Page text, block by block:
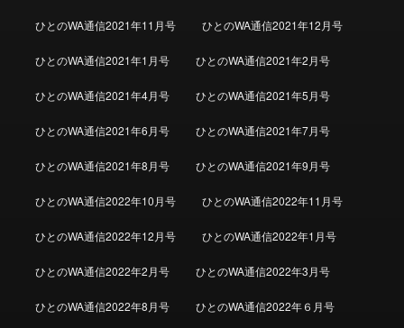
ひとのWA通信2021年11月号 ひとのWA通信2021年12月号
ひとのWA通信2021年1月号 ひとのWA通信2021年2月号
ひとのWA通信2021年4月号 ひとのWA通信2021年5月号
ひとのWA通信2021年6月号 ひとのWA通信2021年7月号
ひとのWA通信2021年8月号 ひとのWA通信2021年9月号
ひとのWA通信2022年10月号 ひとのWA通信2022年11月号
ひとのWA通信2022年12月号 ひとのWA通信2022年1月号
ひとのWA通信2022年2月号 ひとのWA通信2022年3月号
ひとのWA通信2022年8月号 ひとのWA通信2022年６月号